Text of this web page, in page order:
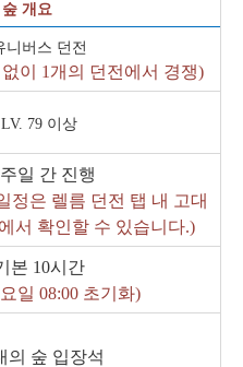
개요
니버스 던전
이 1개의 던전에서 경쟁)
LV. 79 이상
일 간 진행
정은 렐름 던전 탭 내 고대
서 확인할 수 있습니다.)
본 10시간
일 08:00 초기화)
의 숲 입장석